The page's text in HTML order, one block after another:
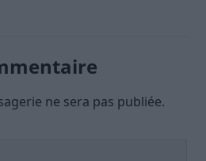
ne sera pas publiée.